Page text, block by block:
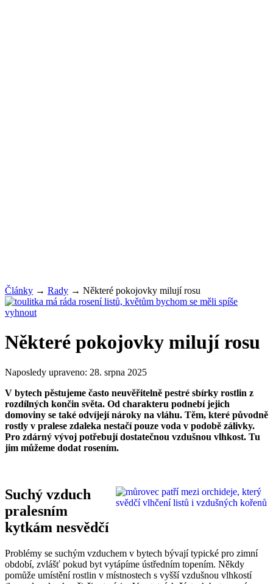
Články → Rady → Některé pokojovky milují rosu
Některé pokojovky milují rosu
Naposledy upraveno: 28. srpna 2025
V bytech pěstujeme často neuvěřitelně pestré sbírky rostlin z
rozdílných končin světa. Od charakteru podnebí jejich
domoviny se také odvíjejí nároky na vláhu. Těm, které původně
rostly v pralese zdaleka nestačí pouze voda v podobě zálivky.
Pro zdárný vývoj potřebují dostatečnou vzdušnou vlhkost. Tu
jim můžeme dodat rosením.
Suchý vzduch
pralesním
kytkám nesvědčí
Problémy se suchým vzduchem v bytech bývají typické pro zimní
období, zvlášť pokud byt vytápíme ústředním topením. Někdy
pomůže umístění rostlin v místnostech s vyšší vzdušnou vlhkostí